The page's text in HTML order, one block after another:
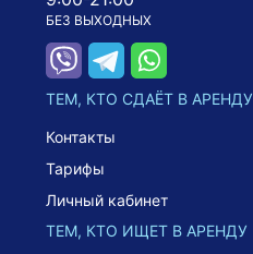
БЕЗ ВЫХОДНЫХ
ТЕМ, КТО СДАЁТ В АРЕНДУ
Контакты
Тарифы
Личный кабинет
ТЕМ, КТО ИЩЕТ В АРЕНДУ